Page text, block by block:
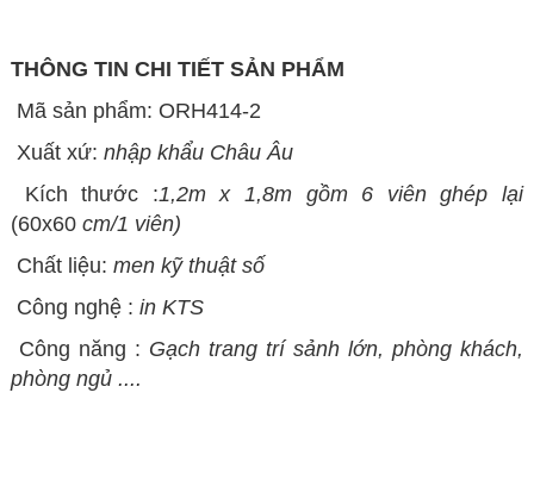
THÔNG TIN CHI TIẾT SẢN PHẨM
Mã sản phẩm: ORH414-2
Xuất xứ: nhập khẩu Châu Âu
Kích thước :1,2m x 1,8m gồm 6 viên ghép lại
(60x60cm/1 viên)
Chất liệu: men kỹ thuật số
Công nghệ : in KTS
Công năng : Gạch trang trí sảnh lớn, phòng khách,
phòng ngủ ....